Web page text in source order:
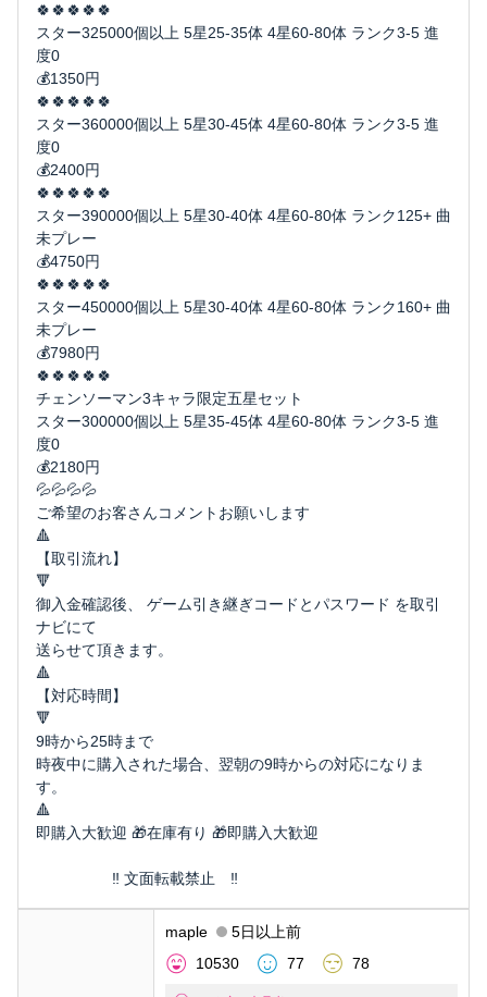
🍀🍀🍀🍀🍀
スター325000個以上 5星25-35体 4星60-80体 ランク3-5 進
度0
💰1350円
🍀🍀🍀🍀🍀
スター360000個以上 5星30-45体 4星60-80体 ランク3-5 進
度0
💰2400円
🍀🍀🍀🍀🍀
スター390000個以上 5星30-40体 4星60-80体 ランク125+ 曲
未プレー
💰4750円
🍀🍀🍀🍀🍀
スター450000個以上 5星30-40体 4星60-80体 ランク160+ 曲
未プレー
💰7980円
🍀🍀🍀🍀🍀
チェンソーマン3キャラ限定五星セット
スター300000個以上 5星35-45体 4星60-80体 ランク3-5 進
度0
💰2180円
💦💦💦💦
ご希望のお客さんコメントお願いします
🔺
【取引流れ】
🔻
御入金確認後、 ゲーム引き継ぎコードとパスワード を取引
ナビにて
送らせて頂きます。
🔺
【対応時間】
🔻
9時から25時まで
時夜中に購入された場合、翌朝の9時からの対応になりま
す。
🔺
即購入大歓迎 🎁在庫有り 🎁即購入大歓迎
‼️ 文面転載禁止 ‼️
maple
5日以上前
10530
77 78